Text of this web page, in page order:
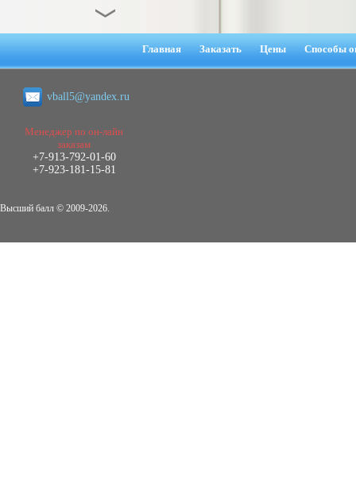
Диплом Взаимосвязь эмпатии и
негативных эмоциональных состояний
Диплом, 2021 г.
Кол-во страниц: 51+прил.
Кол-во источников: 77
Диплом Виндикационный иск
Главная Заказать Цены Способы
vball5@yandex.ru
Менеджер по он-лайн
заказам
+7-913-792-01-60
+7-923-181-15-81
Высший балл © 2009-2026.